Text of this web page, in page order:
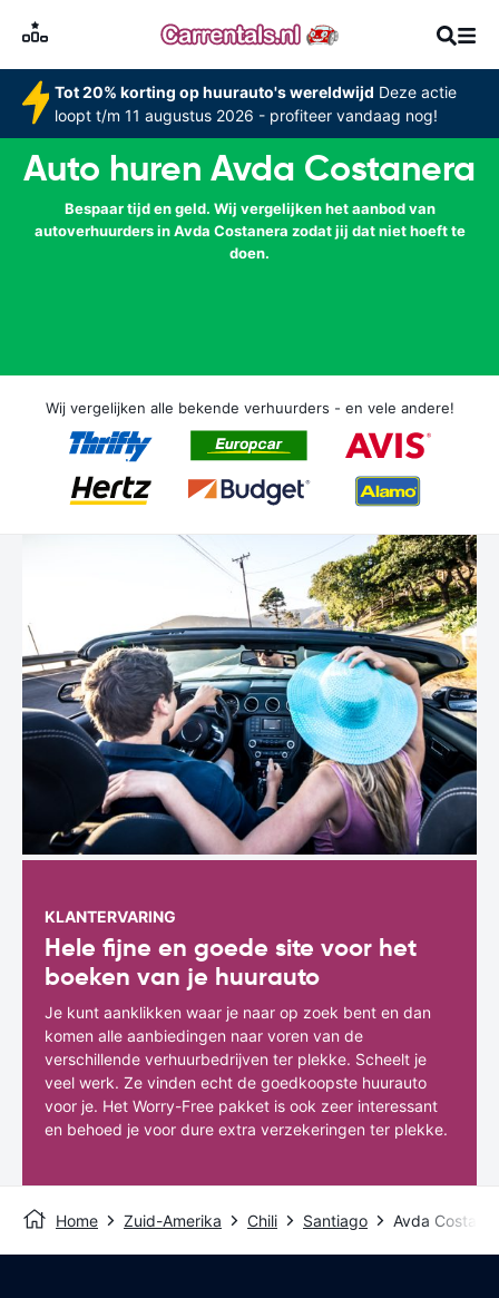
Tot 20% korting op huurauto's wereldwijd Deze actie
loopt t/m 11 augustus 2026 - profiteer vandaag nog!
Auto huren Avda Costanera
Bespaar tijd en geld. Wij vergelijken het aanbod van
autoverhuurders in Avda Costanera zodat jij dat niet hoeft te
doen.
Wij vergelijken alle bekende verhuurders - en vele andere!
KLANTERVARING
Hele fijne en goede site voor het
boeken van je huurauto
Je kunt aanklikken waar je naar op zoek bent en dan
komen alle aanbiedingen naar voren van de
verschillende verhuurbedrijven ter plekke. Scheelt je
veel werk. Ze vinden echt de goedkoopste huurauto
voor je. Het Worry-Free pakket is ook zeer interessant
en behoed je voor dure extra verzekeringen ter plekke.
Home Zuid-Amerika Chili Santiago Avda